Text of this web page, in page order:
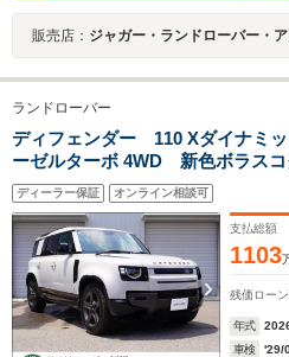
販売店： ジャガー・ランドローバー・
ランドローバー
ディフェンダー 110 Xダイナミッ
ーゼルターボ 4WD 新色ボラス
サス ClearSightデジタルミラー
ター) プライバシーガラス
ディーラー保証 オンライン相談可
支払総額
1103
残価ローン
年式
車検
'29/